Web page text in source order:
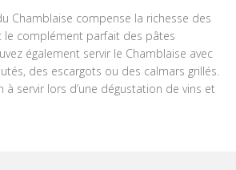
Chamblaise compense la richesse des
le complément parfait des pâtes
également servir le Chamblaise avec
des escargots ou des calmars grillés.
à servir lors d’une dégustation de vins et